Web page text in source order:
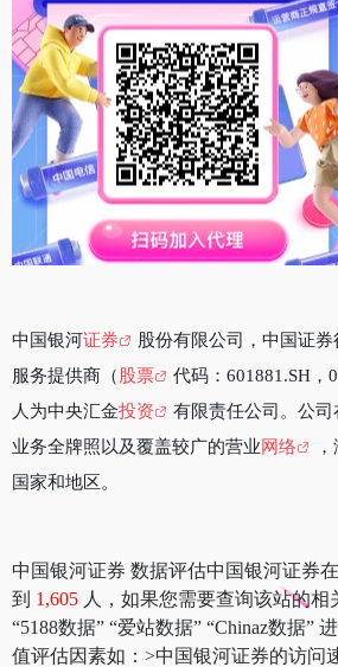
中国银河证券 股份有限公司，中国证
服务提供商（ 股票
代码：601881.SH，
人为中央汇金投资 有限责任公司。公司
业务全牌照以及覆盖较广的营业网络
国家和地区。
中国银河证券 数据评估中国银河证券
到 1,605 人，如果您需要查询该站的
“5188数据” “爱站数据” “Chinaz数据”
值评估因素如：>中国银河证券的访问